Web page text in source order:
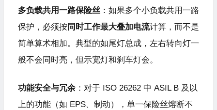
多负载共用一路保险丝：如果多个小负载共用一路
保护，必须按同时工作最大叠加电流计算，而不是
简单算术相加。典型的如尾灯总成，左右转向灯一
般不会同时亮，但示宽灯和刹车灯会。
功能安全与冗余：对于 ISO 26262 中 ASIL B 及以
上的功能（如 EPS、制动），单一保险丝熔断不